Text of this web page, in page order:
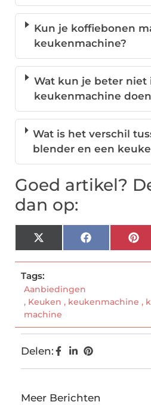
Kun je koffiebonen
keukenmachine?
Wat kun je beter niet
keukenmachine
Wat is het verschil
blender en een
Goed artikel?
dan op:
X
(Twitter)
Facebook
Tags:
Aanbiedingen
, Keuken , keukenmachine ,
machine
Delen:
Meer Berichten